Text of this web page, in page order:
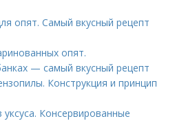
опят. Самый вкусный рецепт
опят.
— самый вкусный рецепт
Конструкция и принцип
Консервированные